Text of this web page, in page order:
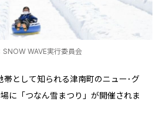
SNOW WAVE実行委員会
として知られる津南町のニュー･グ
に「つなん雪まつり」が開催されま